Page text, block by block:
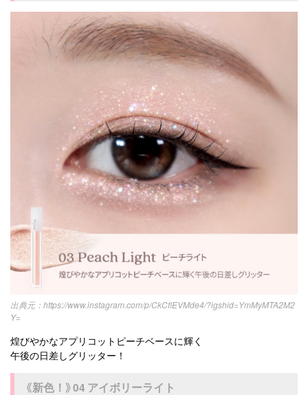
https://www.instagram.com/p/CkCflEVMde4/?igshid=YmMyMTA2M2
Y=
煌びやかなアプリコットピーチベースに輝く
午後の日差しグリッター！
《新色！》04 アイボリーライト